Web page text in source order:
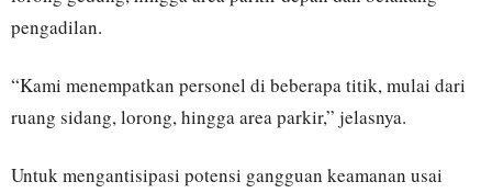
pengadilan.
“Kami menempatkan personel di beberapa titik, mulai dari
ruang sidang, lorong, hingga area parkir,” jelasnya.
Untuk mengantisipasi potensi gangguan keamanan usai